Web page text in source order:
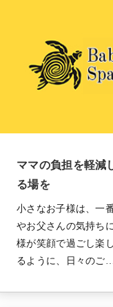
ママの負担を軽減
る場を
小さなお子様は、一
やお父さんの気持ち
様が笑顔で過ごし楽
るように、日々のご